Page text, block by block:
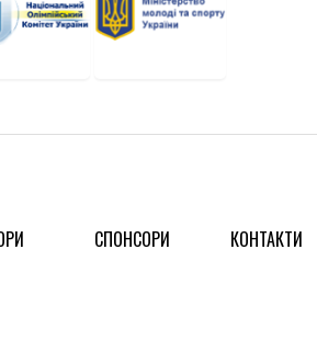
СПОНСОРИ КОНТАКТИ